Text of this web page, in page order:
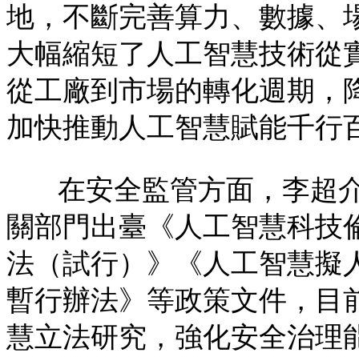
地，不斷完善算力、數據、
大幅縮短了人工智慧技術從
從工廠到市場的轉化週期，
加快推動人工智慧賦能千行
在安全監管方面，李超
關部門出臺《人工智慧科技
法（試行）》《人工智慧擬
暫行辦法》等政策文件，目
慧立法研究，強化安全治理